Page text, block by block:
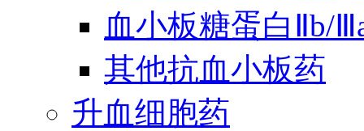
血小板糖蛋白Ⅱb/
其他抗血小板药
升血细胞药